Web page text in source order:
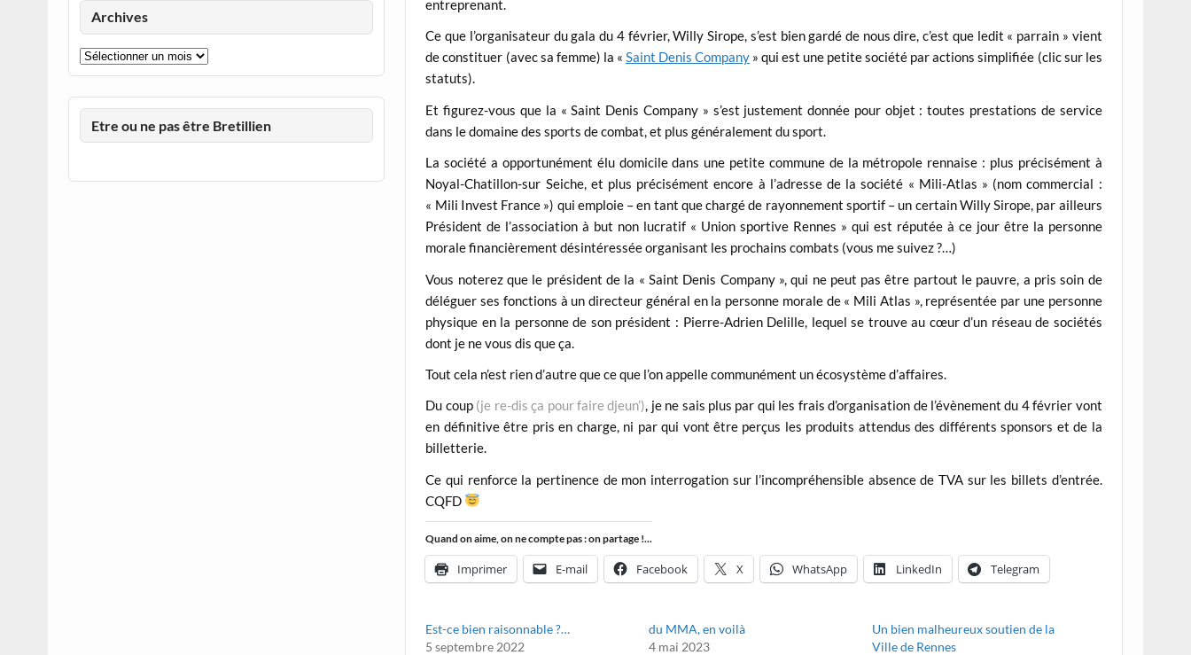
entreprenant.
Ce que l’organisateur du gala du 4 février, Willy Sirope, s’est bien gardé de nous dire, c’est que ledit « parrain » vient
de constituer (avec sa femme) la « Saint Denis Company» qui est une petite société par actions simplifiée (clic sur les
statuts).
Et figurez-vous que la « Saint Denis Company » s’est justement donnée pour objet : toutes prestations de service
dans le domaine des sports de combat, et plus généralement du sport.
La société a opportunément élu domicile dans une petite commune de la métropole rennaise : plus précisément à
Noyal-Chatillon-sur Seiche, et plus précisément encore à l’adresse de la société « Mili-Atlas » (nom commercial :
« Mili Invest France ») qui emploie – en tant que chargé de rayonnement sportif – un certain Willy Sirope, par ailleurs
Président de l’association à but non lucratif « Union sportive Rennes » qui est réputée à ce jour être la personne
morale financièrement désintéressée organisant les prochains combats (vous me suivez ?…)
Vous noterez que le président de la « Saint Denis Company », qui ne peut pas être partout le pauvre, a pris soin de
déléguer ses fonctions à un directeur général en la personne morale de « Mili Atlas », représentée par une personne
physique en la personne de son président : Pierre-Adrien Delille, lequel se trouve au cœur d’un réseau de sociétés
dont je ne vous dis que ça.
Tout cela n’est rien d’autre que ce que l’on appelle communément un écosystème d’affaires.
Du coup (je re-dis ça pour faire djeun’), je ne sais plus par qui les frais d’organisation de l’évènement du 4 février vont
en définitive être pris en charge, ni par qui vont être perçus les produits attendus des différents sponsors et de la
billetterie.
Ce qui renforce la pertinence de mon interrogation sur l’incompréhensible absence de TVA sur les billets d’entrée.
CQFD
Quand on aime, on ne compte pas : on partage !...
Imprimer E-mail Facebook X WhatsApp LinkedIn Telegram
Est-ce bien raisonnable ?…
5 septembre 2022
du MMA, en voilà
4 mai 2023
Un bien malheureux soutien de la
Ville de Rennes
Archives
Archives
Etre ou ne pas être Bretillien